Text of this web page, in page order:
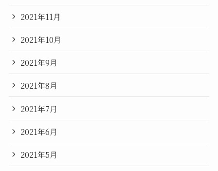
2021年11月
2021年10月
2021年9月
2021年8月
2021年7月
2021年6月
2021年5月